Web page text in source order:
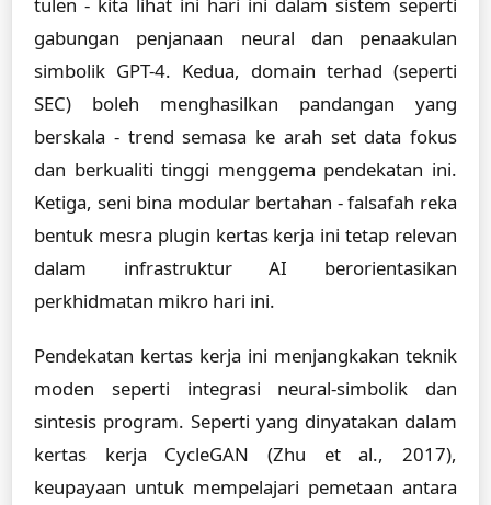
gabungan penjanaan neural dan penaakulan
simbolik GPT-4. Kedua, domain terhad (seperti
SEC) boleh menghasilkan pandangan yang
berskala - trend semasa ke arah set data fokus
dan berkualiti tinggi menggema pendekatan ini.
Ketiga, seni bina modular bertahan - falsafah reka
bentuk mesra plugin kertas kerja ini tetap relevan
dalam infrastruktur AI berorientasikan
perkhidmatan mikro hari ini.
Pendekatan kertas kerja ini menjangkakan teknik
moden seperti integrasi neural-simbolik dan
sintesis program. Seperti yang dinyatakan dalam
kertas kerja CycleGAN (Zhu et al., 2017),
keupayaan untuk mempelajari pemetaan antara